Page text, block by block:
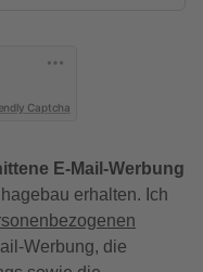
Captcha
E-Mail-Werbung
erhalten. Ich
Werbung, die